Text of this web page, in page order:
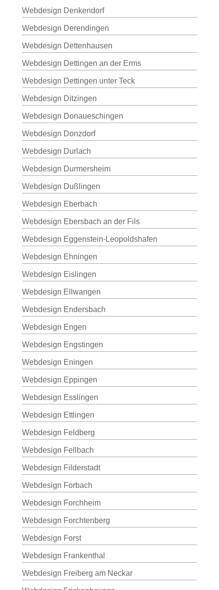
Webdesign Denkendorf
Webdesign Derendingen
Webdesign Dettenhausen
Webdesign Dettingen an der Erms
Webdesign Dettingen unter Teck
Webdesign Ditzingen
Webdesign Donaueschingen
Webdesign Donzdorf
Webdesign Durlach
Webdesign Durmersheim
Webdesign Dußlingen
Webdesign Eberbach
Webdesign Ebersbach an der Fils
Webdesign Eggenstein-Leopoldshafen
Webdesign Ehningen
Webdesign Eislingen
Webdesign Ellwangen
Webdesign Endersbach
Webdesign Engen
Webdesign Engstingen
Webdesign Eningen
Webdesign Eppingen
Webdesign Esslingen
Webdesign Ettlingen
Webdesign Feldberg
Webdesign Fellbach
Webdesign Filderstadt
Webdesign Forbach
Webdesign Forchheim
Webdesign Forchtenberg
Webdesign Forst
Webdesign Frankenthal
Webdesign Freiberg am Neckar